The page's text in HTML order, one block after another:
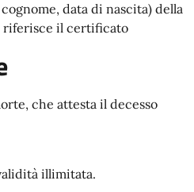
data di nascita) della
riferisce il certificato
che attesta il decesso
illimitata.